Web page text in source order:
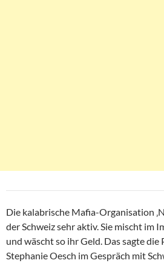
Die kalabrische Mafia-Organisation
der Schweiz sehr aktiv. Sie mischt im
und wäscht so ihr Geld. Das sagte
Stephanie Oesch im Gespräch mit